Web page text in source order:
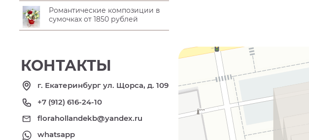
Романтические композиции в
сумочках от 1850 рублей
КОНТАКТЫ
г. Екатеринбург ул. Щорса, д. 109
+7 (912) 616-24-10
florahollandekb@yandex.ru
whatsapp